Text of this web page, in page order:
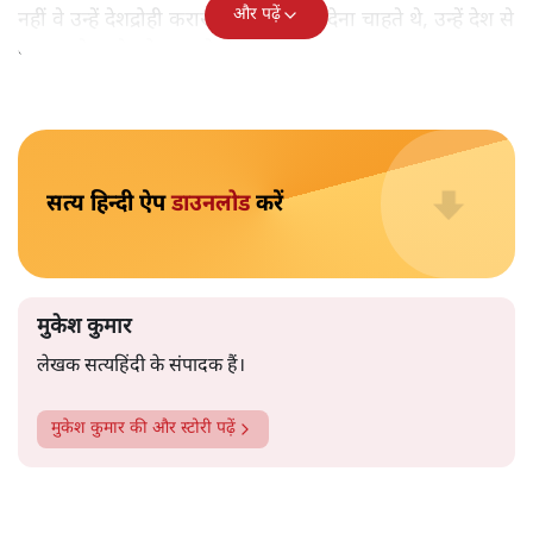
आप हैरान हुए या नहीं। पीएम मोदी और अमित शाह के खिलाफ
जेएनयू में जब कब्र खुदने वाले आपत्तिजनक नारे लगे तो फौरन
एफआईआर दर्ज की गई। छात्रों को देशद्रोही कहा गया। वैसे ही नारे
अब सवर्ण प्रदर्शनकारी पूरे देश में लगा रहे हैं तो चुप्पी है। कोई संज्ञान